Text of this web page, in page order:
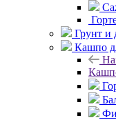
Грунт и
Кашпо